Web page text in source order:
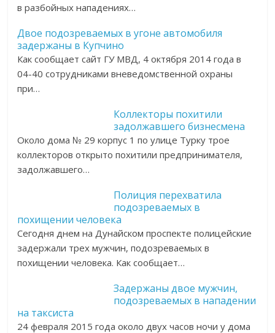
в разбойных нападениях…
Двое подозреваемых в угоне автомобиля
задержаны в Купчино
Как сообщает сайт ГУ МВД, 4 октября 2014 года в
04-40 сотрудниками вневедомственной охраны
при…
Коллекторы похитили
задолжавшего бизнесмена
Около дома № 29 корпус 1 по улице Турку трое
коллекторов открыто похитили предпринимателя,
задолжавшего…
Полиция перехватила
подозреваемых в
похищении человека
Сегодня днем на Дунайском проспекте полицейские
задержали трех мужчин, подозреваемых в
похищении человека. Как сообщает…
Задержаны двое мужчин,
подозреваемых в нападении
на таксиста
24 февраля 2015 года около двух часов ночи у дома